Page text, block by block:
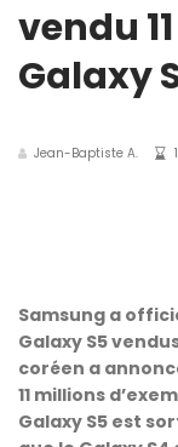
vendu
Galaxy
Jean-Baptiste A.
Samsung a
Galaxy S5
coréen a
11 millions
Galaxy S5 est